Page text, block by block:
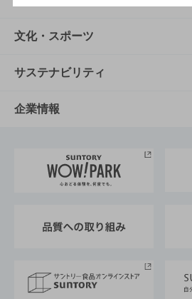
商品一覧
商品発売情報
栄養成分一覧
知る・楽しむTOP
キャンペーン
工場見学
地域情報
文化・スポーツ
文化・スポーツTOP
サントリーホール
サントリーサンバーズ大阪
サステナビリティ
サステナビリティTOP
サントリーが考えるサステナ
企業情報
企業概要
採用情報